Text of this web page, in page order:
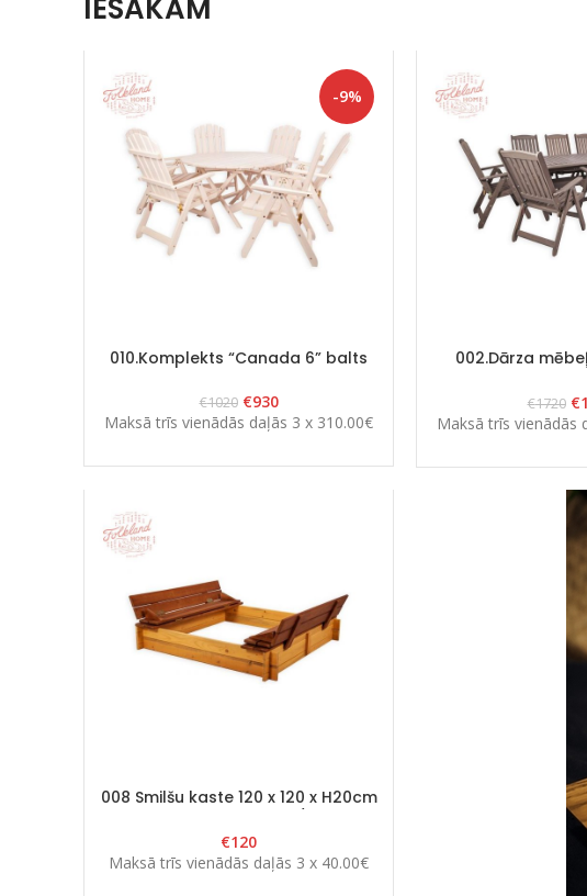
IESAKĀM
-9%
010.Komplekts “Canada 6” balts
€1020 €930
Maksā trīs vienādās daļās 3 x 310.00€
002.Dārza
€1720 €
Maksā trīs vienādās
008 Smilšu kaste 120 x 120 x H20cm
€120
Maksā trīs vienādās daļās 3 x 40.00€